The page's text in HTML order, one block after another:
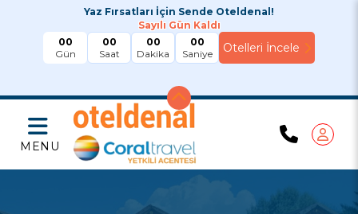
Yaz Fırsatları İçin Sende Oteldenal!
Sayılı Gün Kaldı
00
Gün
00
Saat
00
Dakika
00
Saniye
MENU